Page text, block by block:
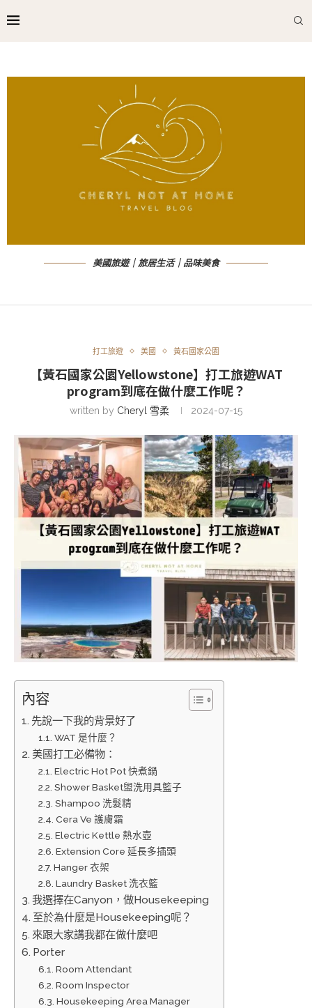
美國旅遊｜旅居生活｜品味美食
打工旅遊 美國 黃石國家公園
【黃石國家公園Yellowstone】打工旅遊WAT
program到底在做什麼工作呢？
written by Cheryl 雪柔 2024-07-15
內容
先說一下我的背景好了
WAT 是什麼？
美國打工必備物：
Electric Hot Pot 快煮鍋
Shower Basket盥洗用具籃子
Shampoo 洗髮精
Cera Ve 護膚霜
Electric Kettle 熱水壺
Extension Core 延長多插頭
Hanger 衣架
Laundry Basket 洗衣籃
我選擇在Canyon，做Housekeeping
至於為什麼是Housekeeping呢？
來跟大家講我都在做什麼吧
Porter
Room Attendant
Room Inspector
Housekeeping Area Manager